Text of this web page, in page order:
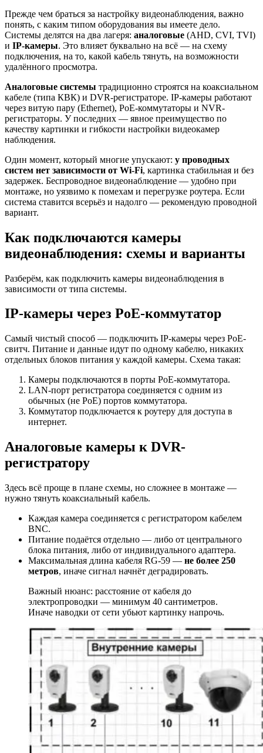
Прежде чем браться за настройку видеонаблюдения, важно
понять, с каким типом оборудования вы имеете дело.
Системы делятся на два лагеря: аналоговые (AHD, CVI, TVI)
и IP-камеры. Это влияет буквально на всё — на схему
подключения, на то, какой кабель тянуть, на возможности
удалённого просмотра.
Аналоговые системы традиционно строятся на коаксиальном
кабеле (типа КВК) и DVR-регистраторе. IP-камеры работают
через витую пару (Ethernet), PoE-коммутаторы и NVR-
регистраторы. У последних — явное преимущество по
качеству картинки и гибкости настройки видеокамер
наблюдения.
Один момент, который многие упускают: у проводных
систем нет зависимости от Wi-Fi, картинка стабильная и без
задержек. Беспроводное видеонаблюдение — удобно при
монтаже, но уязвимо к помехам и перегрузке роутера. Если
система ставится всерьёз и надолго — рекомендую проводной
вариант.
Как подключаются камеры
видеонаблюдения: схемы и варианты
Разберём, как подключить камеры видеонаблюдения в
зависимости от типа системы.
IP-камеры через PoE-коммутатор
Самый чистый способ — подключить IP-камеры через PoE-
свитч. Питание и данные идут по одному кабелю, никаких
отдельных блоков питания у каждой камеры. Схема такая:
Камеры подключаются в порты PoE-коммутатора.
LAN-порт регистратора соединяется с одним из
обычных (не PoE) портов коммутатора.
Коммутатор подключается к роутеру для доступа в
интернет.
Аналоговые камеры к DVR-
регистратору
Здесь всё проще в плане схемы, но сложнее в монтаже —
нужно тянуть коаксиальный кабель.
Каждая камера соединяется с регистратором кабелем
BNC.
Питание подаётся отдельно — либо от центрального
блока питания, либо от индивидуального адаптера.
Максимальная длина кабеля RG-59 — не более 250
метров, иначе сигнал начнёт деградировать.
Важный нюанс: расстояние от кабеля до
электропроводки — минимум 40 сантиметров.
Иначе наводки от сети убьют картинку напрочь.